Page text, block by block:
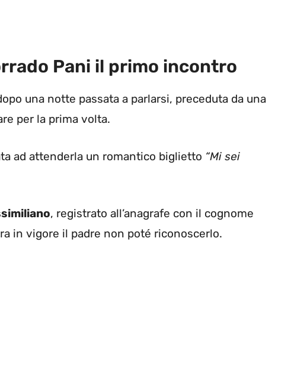
Pani il primo incontro
una notte passata a parlarsi, preceduta da una
per la prima volta.
ad attenderla un romantico biglietto “Mi sei
, registrato all’anagrafe con il cognome
in vigore il padre non poté riconoscerlo.